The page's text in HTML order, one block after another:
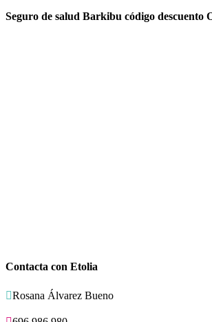
Seguro de salud Barkibu código descuento
Contacta con Etolia
Rosana Álvarez Bueno